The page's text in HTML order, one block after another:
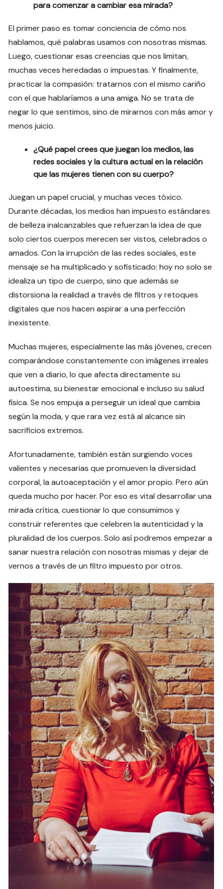
para comenzar a cambiar esa mirada?
El primer paso es tomar conciencia de cómo nos
hablamos, qué palabras usamos con nosotras mismas.
Luego, cuestionar esas creencias que nos limitan,
muchas veces heredadas o impuestas. Y finalmente,
practicar la compasión: tratarnos con el mismo cariño
con el que hablaríamos a una amiga. No se trata de
negar lo que sentimos, sino de mirarnos con más amor y
menos juicio.
¿Qué papel crees que juegan los medios, las
redes sociales y la cultura actual en la relación
que las mujeres tienen con su cuerpo?
Juegan un papel crucial, y muchas veces tóxico.
Durante décadas, los medios han impuesto estándares
de belleza inalcanzables que refuerzan la idea de que
solo ciertos cuerpos merecen ser vistos, celebrados o
amados. Con la irrupción de las redes sociales, este
mensaje se ha multiplicado y sofisticado: hoy no solo se
idealiza un tipo de cuerpo, sino que además se
distorsiona la realidad a través de filtros y retoques
digitales que nos hacen aspirar a una perfección
inexistente.
Muchas mujeres, especialmente las más jóvenes, crecen
comparándose constantemente con imágenes irreales
que ven a diario, lo que afecta directamente su
autoestima, su bienestar emocional e incluso su salud
física. Se nos empuja a perseguir un ideal que cambia
según la moda, y que rara vez está al alcance sin
sacrificios extremos.
Afortunadamente, también están surgiendo voces
valientes y necesarias que promueven la diversidad
corporal, la autoaceptación y el amor propio. Pero aún
queda mucho por hacer. Por eso es vital desarrollar una
mirada crítica, cuestionar lo que consumimos y
construir referentes que celebren la autenticidad y la
pluralidad de los cuerpos. Solo así podremos empezar a
sanar nuestra relación con nosotras mismas y dejar de
vernos a través de un filtro impuesto por otros.